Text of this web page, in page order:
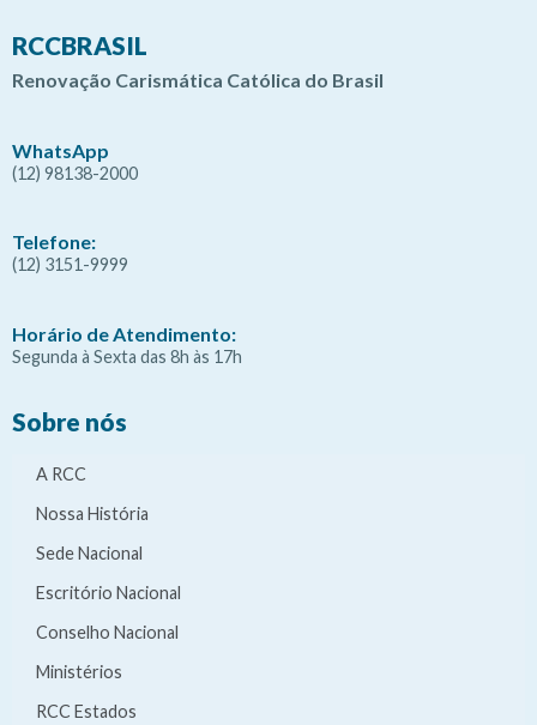
RCCBRASIL
Renovação Carismática Católica do Brasil
WhatsApp
(12) 98138-2000
Telefone:
(12) 3151-9999
Horário de Atendimento:
Segunda à Sexta das 8h às 17h
Sobre nós
A RCC
Nossa História
Sede Nacional
Escritório Nacional
Conselho Nacional
Ministérios
RCC Estados